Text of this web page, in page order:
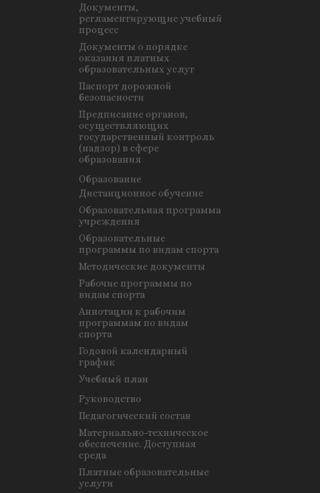
Документы,
регламентирующие учебный
процесс
Документы о порядке
оказания платных
образовательных услуг
Паспорт дорожной
безопасности
Предписание органов,
осуществляющих
государственный контроль
(надзор) в сфере
образования
Образование
Дистанционное обучение
Образовательная программа
учреждения
Образовательные
программы по видам спорта
Методические документы
Рабочие программы по
видам спорта
Аннотации к рабочим
программам по видам
спорта
Годовой календарный
график
Учебный план
Руководство
Педагогический состав
Материально-техническое
обеспечение. Доступная
среда
Платные образовательные
услуги